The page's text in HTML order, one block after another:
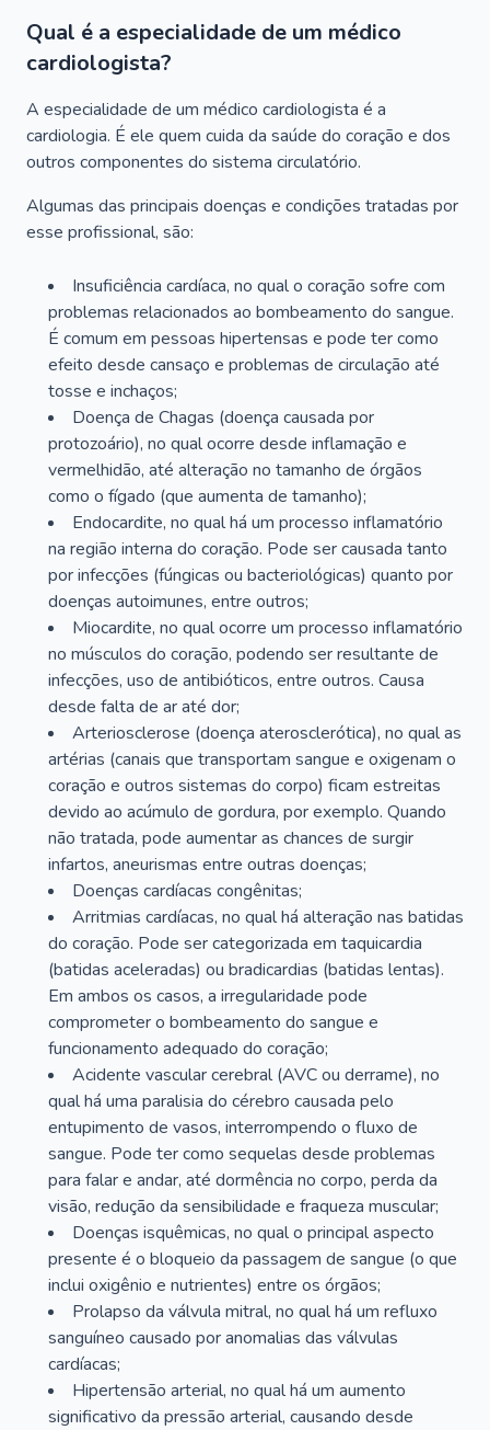
Qual é a especialidade de um médico
cardiologista?
A especialidade de um médico cardiologista é a
cardiologia. É ele quem cuida da saúde do coração e dos
outros componentes do sistema circulatório.
Algumas das principais doenças e condições tratadas por
esse profissional, são:
Insuficiência cardíaca, no qual o coração sofre com
problemas relacionados ao bombeamento do sangue.
É comum em pessoas hipertensas e pode ter como
efeito desde cansaço e problemas de circulação até
tosse e inchaços;
Doença de Chagas (doença causada por
protozoário), no qual ocorre desde inflamação e
vermelhidão, até alteração no tamanho de órgãos
como o fígado (que aumenta de tamanho);
Endocardite, no qual há um processo inflamatório
na região interna do coração. Pode ser causada tanto
por infecções (fúngicas ou bacteriológicas) quanto por
doenças autoimunes, entre outros;
Miocardite, no qual ocorre um processo inflamatório
no músculos do coração, podendo ser resultante de
infecções, uso de antibióticos, entre outros. Causa
desde falta de ar até dor;
Arteriosclerose (doença aterosclerótica), no qual as
artérias (canais que transportam sangue e oxigenam o
coração e outros sistemas do corpo) ficam estreitas
devido ao acúmulo de gordura, por exemplo. Quando
não tratada, pode aumentar as chances de surgir
infartos, aneurismas entre outras doenças;
Doenças cardíacas congênitas;
Arritmias cardíacas, no qual há alteração nas batidas
do coração. Pode ser categorizada em taquicardia
(batidas aceleradas) ou bradicardias (batidas lentas).
Em ambos os casos, a irregularidade pode
comprometer o bombeamento do sangue e
funcionamento adequado do coração;
Acidente vascular cerebral (AVC ou derrame), no
qual há uma paralisia do cérebro causada pelo
entupimento de vasos, interrompendo o fluxo de
sangue. Pode ter como sequelas desde problemas
para falar e andar, até dormência no corpo, perda da
visão, redução da sensibilidade e fraqueza muscular;
Doenças isquêmicas, no qual o principal aspecto
presente é o bloqueio da passagem de sangue (o que
inclui oxigênio e nutrientes) entre os órgãos;
Prolapso da válvula mitral, no qual há um refluxo
sanguíneo causado por anomalias das válvulas
cardíacas;
Hipertensão arterial, no qual há um aumento
significativo da pressão arterial, causando desde